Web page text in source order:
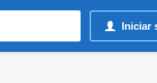
Iniciar